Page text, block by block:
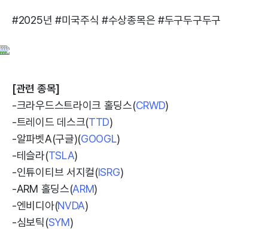
#2025년 #미국주식 #수상종목은 #두구두구두구
[관련 종목]
-크라우드스트라이크 홀딩스(CRWD)
-트레이드 데스크(TTD)
-알파벳A(구글)(GOOGL)
-테슬라(TSLA)
-인튜이티브 서지컬(ISRG)
-ARM 홀딩스(ARM)
-엔비디아(NVDA)
-심보틱(SYM)